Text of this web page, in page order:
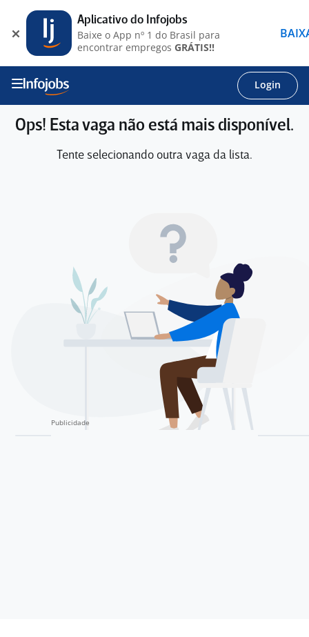
Login
Ops! Esta vaga não está mais disponível.
Tente selecionando outra vaga da lista.
Aplicativo do Infojobs
Baixe o App nº 1 do Brasil para
encontrar empregos GRÁTIS!!